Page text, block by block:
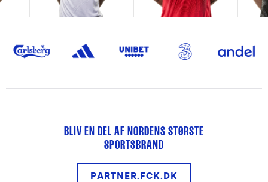
BLIV EN DEL AF NORDENS STØRSTE
SPORTSBRAND
PARTNER.FCK.DK